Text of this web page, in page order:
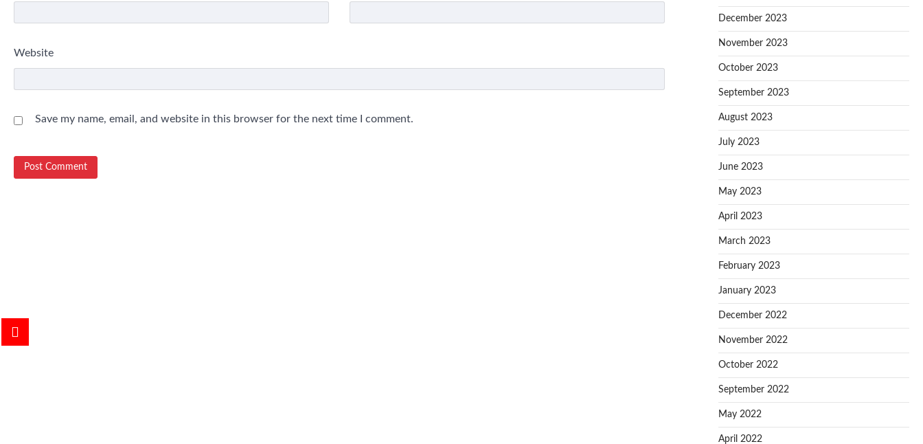
Website
Save my name, email, and website in this browser for the next time I comment.
December 2023
November 2023
October 2023
September 2023
August 2023
July 2023
June 2023
May 2023
April 2023
March 2023
February 2023
January 2023
December 2022
November 2022
October 2022
September 2022
May 2022
April 2022